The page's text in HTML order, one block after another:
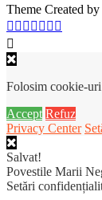
Theme Created
Folosim cookie-
Accept Refuz
Privacy Center
Salvat!
Povestile Marii
Setări